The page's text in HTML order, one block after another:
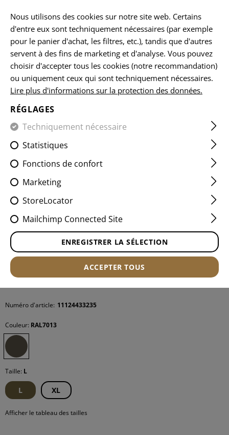
ACCUEIL VÊTEMENTS VESTES VESTES EN POLAIRE
LYNX FLEECE HOODY
Numéro d'article: 11124433235
Couleur: RAL7013
Taille: L
L XL
Afficher le tableau des tailles
Nous utilisons des cookies sur notre site web. Certains
d'entre eux sont techniquement nécessaires (par exemple
pour le panier d'achat, les filtres, etc.), tandis que d'autres
servent à des fins de marketing et d'analyse. Vous pouvez
choisir d'accepter tous les cookies (notre recommandation)
ou uniquement ceux qui sont techniquement nécessaires.
Lire plus d'informations sur la protection des données.
RÉGLAGES
Techniquement nécessaire
Statistiques
Fonctions de confort
Marketing
StoreLocator
Mailchimp Connected Site
ENREGISTRER LA SÉLECTION
ACCEPTER TOUS